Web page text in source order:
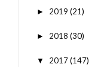
► 2019(21)
► 2018(30)
▼ 2017(147)